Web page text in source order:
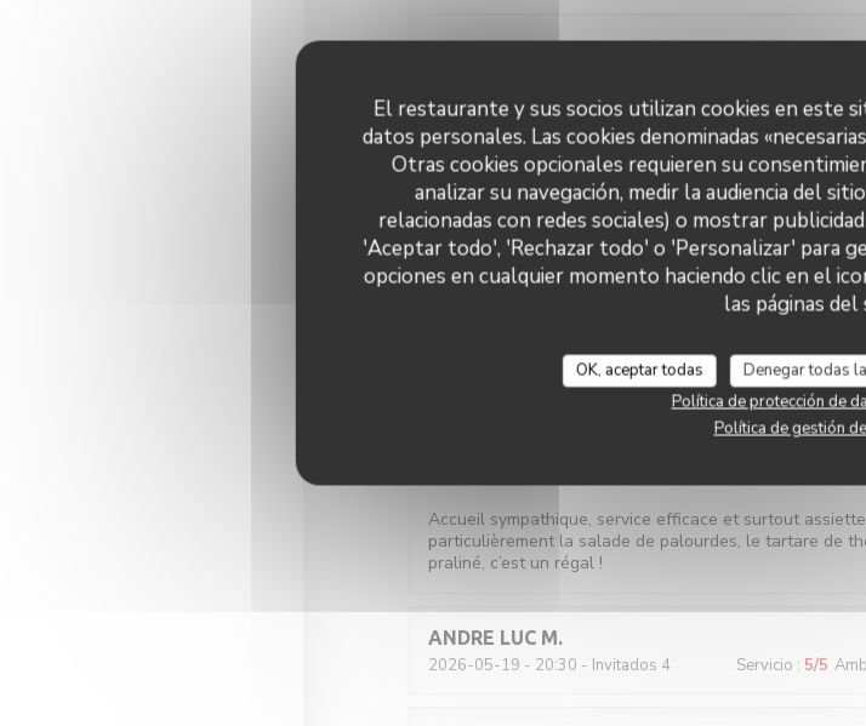
El restaurante y sus socios utilizan cookies en este
datos personales. Las cookies denominadas
Otras cookies opcionales requieren su
analizar su navegación, medir la audiencia del
relacionadas con redes sociales) o mostrar
'Aceptar todo', 'Rechazar todo' o 'Personalizar' para
opciones en cualquier momento haciendo clic en el
las páginas del
OK, aceptar todas Denegar todas
Política de protección de
Política de gestión
Sylviane R
2026-05-25 - 13:00 - Invitados 2 Servicio:5/5
Accueil parfait. Accueil parfait. Plats toujours délicieux
Accueil sympathique, service efficace et surtout
particulièrement la salade de palourdes, le tartare de
praliné, c’est un régal !
ANDRE LUC M
2026-05-19 - 20:30 - Invitados 4 Servicio : 5/5